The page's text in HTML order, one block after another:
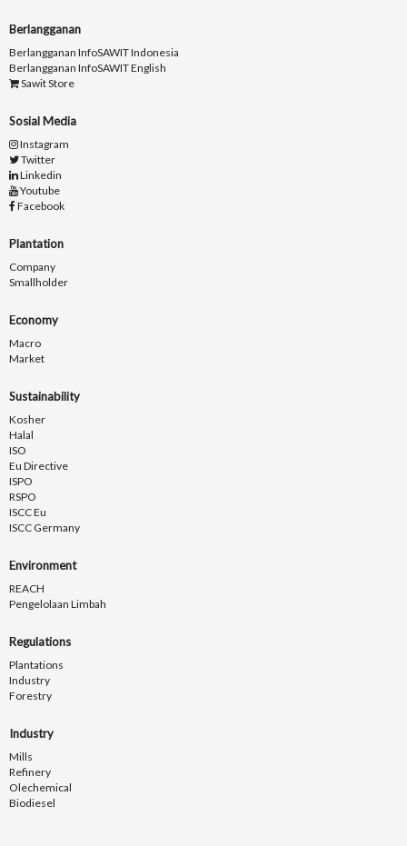
Berlangganan
Berlangganan InfoSAWIT Indonesia
Berlangganan InfoSAWIT English
Sawit Store
Sosial Media
Instagram
Twitter
Linkedin
Youtube
Facebook
Plantation
Company
Smallholder
Economy
Macro
Market
Sustainability
Kosher
Halal
ISO
Eu Directive
ISPO
RSPO
ISCC Eu
ISCC Germany
Environment
REACH
Pengelolaan Limbah
Regulations
Plantations
Industry
Forestry
Industry
Mills
Refinery
Olechemical
Biodiesel